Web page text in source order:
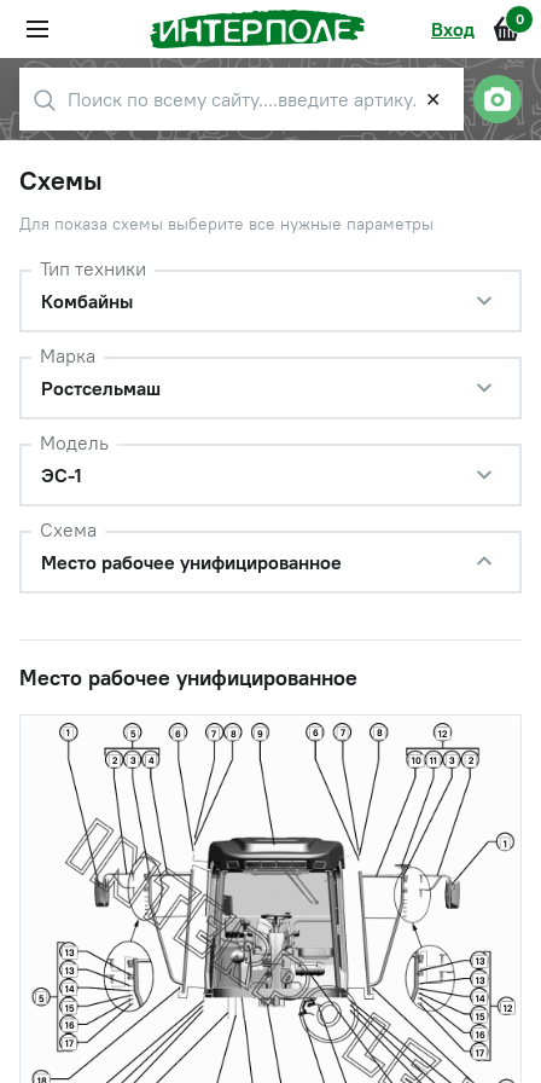
Вход 0
✕
Схемы
Для показа схемы выберите все нужные параметры
Тип техники
Комбайны
Марка
Ростсельмаш
Модель
ЭС-1
Схема
Место рабочее унифицированное
Место рабочее унифицированное
1
1
2 2
3 3
4
5
5
6 6
7 7
8 8
9
10 11
12
12
13
13
13
13
14
14
15
15
16
16
17
17
18